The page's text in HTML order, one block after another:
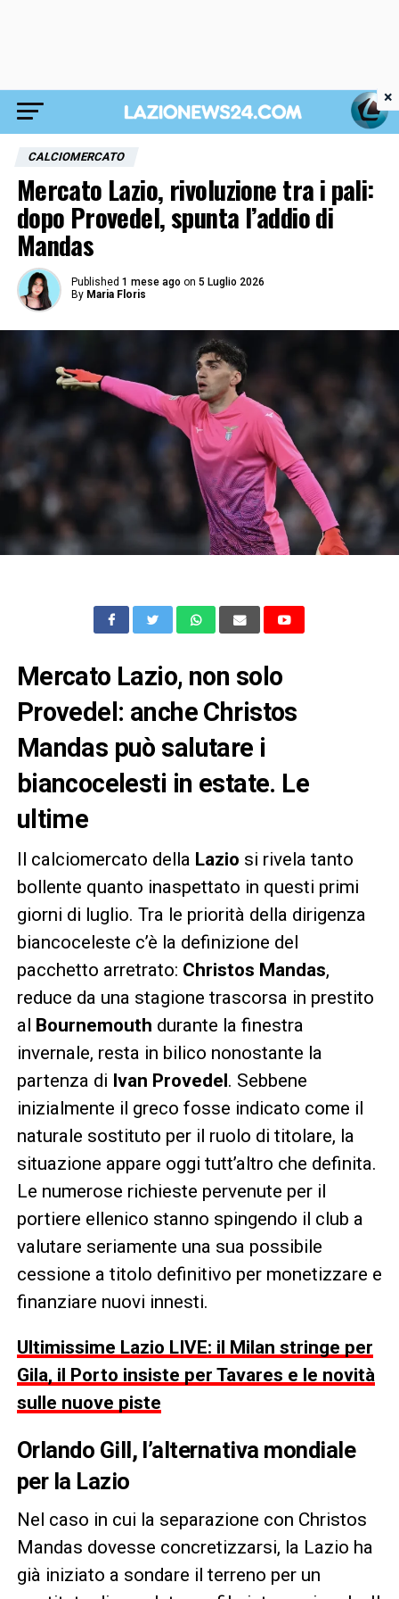
CALCIOMERCATO
Mercato Lazio, rivoluzione tra i pali:
dopo Provedel, spunta l’addio di
Mandas
Published 1 mese ago on 5 Luglio 2026
By Maria Floris
Mercato Lazio, non solo
Provedel: anche Christos
Mandas può salutare i
biancocelesti in estate. Le
ultime
Il calciomercato della Lazio si rivela tanto
bollente quanto inaspettato in questi primi
giorni di luglio. Tra le priorità della dirigenza
biancoceleste c’è la definizione del
pacchetto arretrato: Christos Mandas,
reduce da una stagione trascorsa in prestito
al Bournemouth durante la finestra
invernale, resta in bilico nonostante la
partenza di Ivan Provedel. Sebbene
inizialmente il greco fosse indicato come il
naturale sostituto per il ruolo di titolare, la
situazione appare oggi tutt’altro che definita.
Le numerose richieste pervenute per il
portiere ellenico stanno spingendo il club a
valutare seriamente una sua possibile
cessione a titolo definitivo per monetizzare e
finanziare nuovi innesti.
Ultimissime Lazio LIVE: il Milan stringe per
Gila, il Porto insiste per Tavares e le novità
sulle nuove piste
Orlando Gill, l’alternativa mondiale
per la Lazio
Nel caso in cui la separazione con Christos
Mandas dovesse concretizzarsi, la Lazio ha
già iniziato a sondare il terreno per un
×